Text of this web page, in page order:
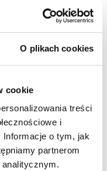
O plikach cookies
cookie
treści
i
o tym, jak
partnerom